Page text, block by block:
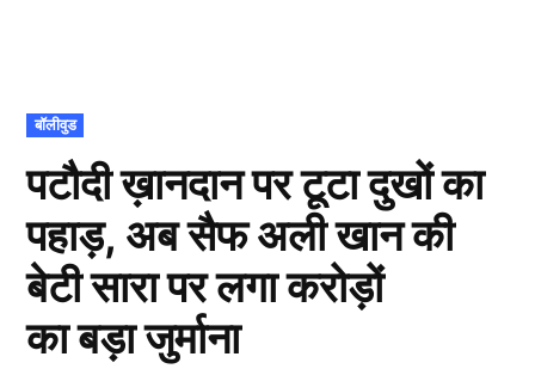
POSTED
IN
बॉलीवुड
पटौदी ख़ानदान पर टूटा दुखों का
पहाड़, अब सैफ अली खान की
बेटी सारा पर लगा करोड़ों
का बड़ा जुर्माना